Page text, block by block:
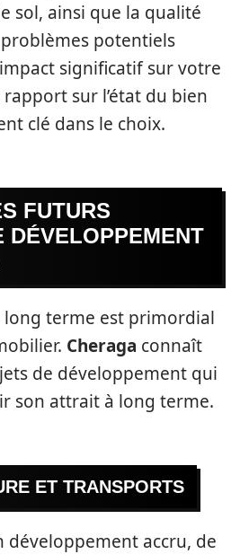
sol, ainsi que la qualité
potentiels
significatif sur votre
sur l’état du bien
clé dans le choix.
FUTURS
DÉVELOPPEMENT
long terme est primordial
Cheraga connaît
de développement qui
son attrait à long terme.
ET TRANSPORTS
développement accru, de